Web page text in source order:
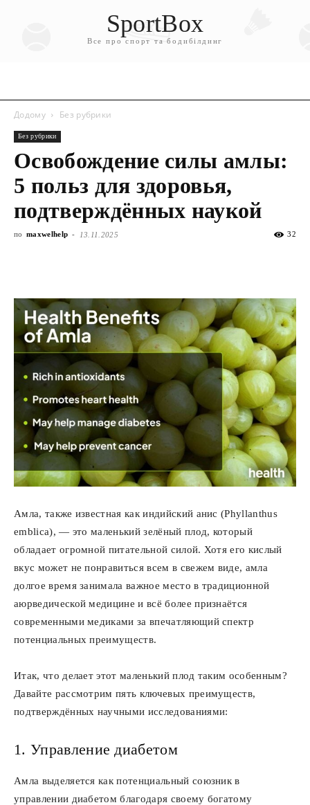
SportBox
Все про спорт та бодибілдинг
Додому Без рубрики
Без рубрики
Освобождение силы амлы:
5 польз для здоровья,
подтверждённых наукой
по maxwelhelp - 13.11.2025 32
Амла, также известная как индийский анис (Phyllanthus
emblica), — это маленький зелёный плод, который
обладает огромной питательной силой. Хотя его кислый
вкус может не понравиться всем в свежем виде, амла
долгое время занимала важное место в традиционной
аюрведической медицине и всё более признаётся
современными медиками за впечатляющий спектр
потенциальных преимуществ.
Итак, что делает этот маленький плод таким особенным?
Давайте рассмотрим пять ключевых преимуществ,
подтверждённых научными исследованиями:
1. Управление диабетом
Амла выделяется как потенциальный союзник в
управлении диабетом благодаря своему богатому